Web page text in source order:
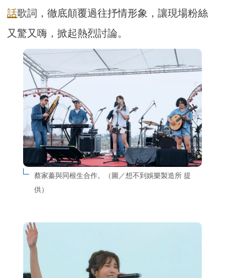
話歌詞，徹底顛覆過往抒情形象，讓現場粉絲
又驚又嗨，掀起熱烈討論。
蔡家蓁與同根生合作。（圖／想不到娛樂製造所 提
供）